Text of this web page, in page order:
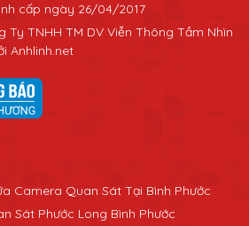
cấp ngày 26/04/2017
TNHH TM DV Viễn Thông Tầm Nhìn
Anhlinh.net
Camera Quan Sát Tại Bình Phước
Sát Phước Long Bình Phước